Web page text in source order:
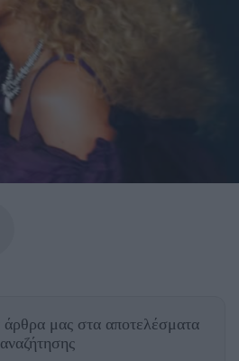
άρθρα μας στα αποτελέσματα
αναζήτησης